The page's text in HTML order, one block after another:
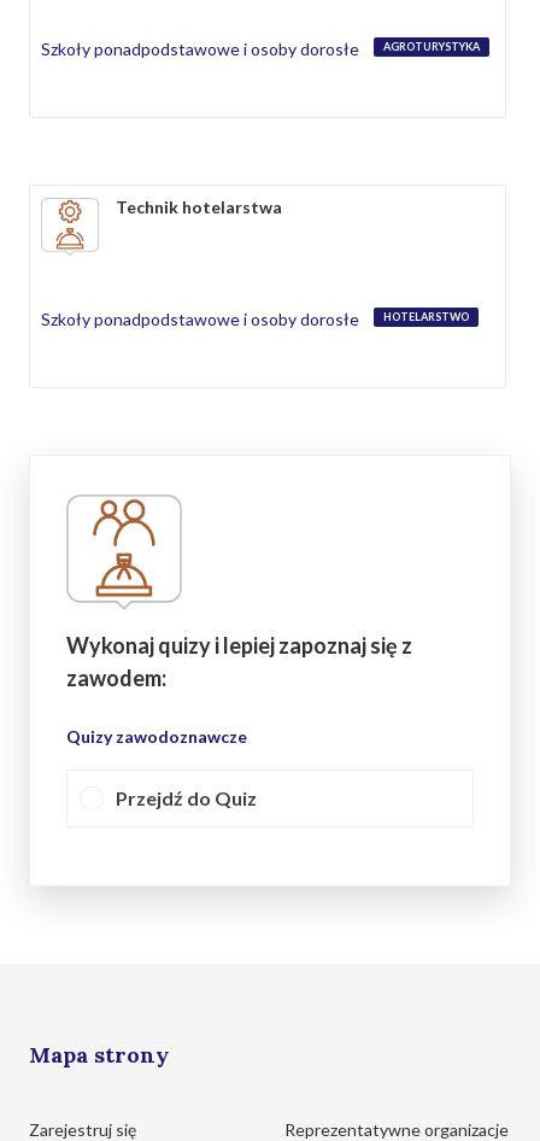
Szkoły ponadpodstawowe i osoby dorosłe AGROTURYSTYKA
Technik hotelarstwa
Szkoły ponadpodstawowe i osoby dorosłe HOTELARSTWO
Wykonaj quizy i lepiej zapoznaj się z
zawodem:
Quizy zawodoznawcze
Przejdź do Quiz
Mapa strony
Zarejestruj się
Reprezentatywne organizacje